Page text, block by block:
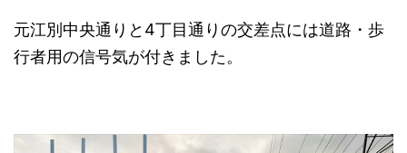
元江別中央通りと4丁目通りの交差点には道路・歩
行者用の信号気が付きました。